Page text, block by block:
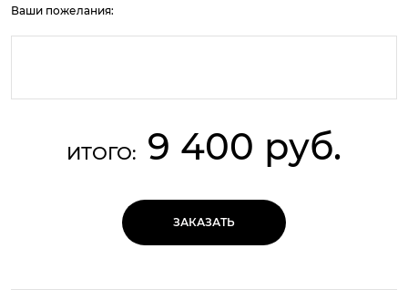
Ваши пожелания:
ИТОГО: 9 400 руб.
ЗАКАЗАТЬ